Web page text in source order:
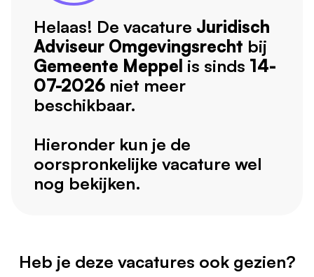
Helaas! De vacature Juridisch
Adviseur Omgevingsrecht bij
Gemeente Meppel is sinds 14-
07-2026 niet meer
beschikbaar.
Hieronder kun je de
oorspronkelijke vacature wel
nog bekijken.
Heb je deze vacatures ook gezien?